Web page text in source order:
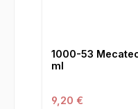
1000-53
ml
Regulärer Preis:
9,20 €